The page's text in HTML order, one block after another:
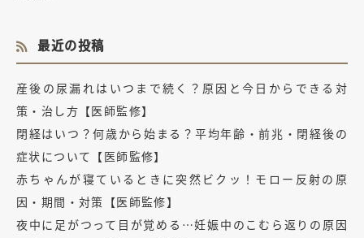
最近の投稿
産後の尿漏れはいつまで続く？原因と今日からできる対
策・治し方【医師監修】
閉経はいつ？何歳から始まる？平均年齢・前兆・閉経後の
症状について【医師監修】
赤ちゃんが寝ているときに突然ビクッ！モロー反射の原
因・期間・対策【医師監修】
夜中に足がつって目が覚める…妊娠中のこむら返りの原因